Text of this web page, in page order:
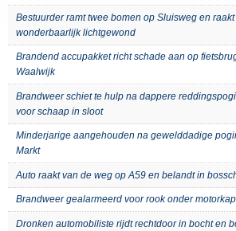
Bestuurder ramt twee bomen op Sluisweg en
wonderbaarlijk lichtgewond
Brandend accupakket richt schade aan op
Waalwijk
Brandweer schiet te hulp na dappere
voor schaap in sloot
Minderjarige aangehouden na gewelddadige
Markt
Auto raakt van de weg op A59 en belandt in
Brandweer gealarmeerd voor rook onder
Dronken automobiliste rijdt rechtdoor in bocht en